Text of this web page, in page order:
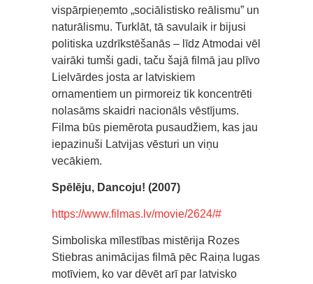
vispārpieņemto „sociālistisko reālismu” un
naturālismu. Turklāt, tā savulaik ir bijusi
politiska uzdrīkstēšanās – līdz Atmodai vēl
vairāki tumši gadi, taču šajā filmā jau plīvo
Lielvārdes josta ar latviskiem
ornamentiem un pirmoreiz tik koncentrēti
nolasāms skaidri nacionāls vēstījums.
Filma būs piemērota pusaudžiem, kas jau
iepazinuši Latvijas vēsturi un viņu
vecākiem.
Spēlēju, Dancoju! (2007)
https://www.filmas.lv/movie/2624/#
Simboliska mīlestības mistērija Rozes
Stiebras animācijas filmā pēc Raiņa lugas
motīviem, ko var dēvēt arī par latvisko